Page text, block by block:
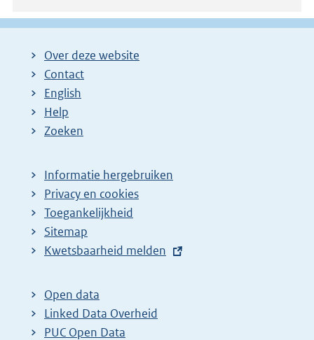
Over deze website
Contact
English
Help
Zoeken
Informatie hergebruiken
Privacy en cookies
Toegankelijkheid
Sitemap
E
t
e
r
Kwetsbaarheid melden
Open data
Linked Data Overheid
PUC Open Data